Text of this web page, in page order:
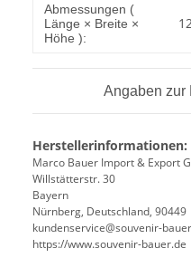
Produkteigenschaft
Wert
Abmessungen (
Länge × Breite ×
Höhe ):
Angaben zur
Herstellerinformationen:
Marco Bauer Import & Export
Willstätterstr. 30
Bayern
Nürnberg, Deutschland, 90449
kundenservice@souvenir-
https://www.souvenir-bauer.de